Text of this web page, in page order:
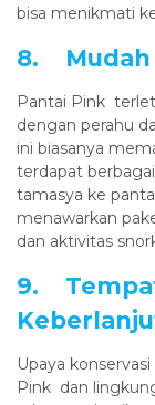
bisa menikmati
8. Mudah
Pantai Pink
dengan perahu
ini biasanya
terdapat
tamasya ke
menawarkan
dan aktivitas
9.
Upaya
Pink dan